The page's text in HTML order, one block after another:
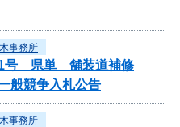
事務所
1号 県単 舗装道補修
般競争入札公告
事務所